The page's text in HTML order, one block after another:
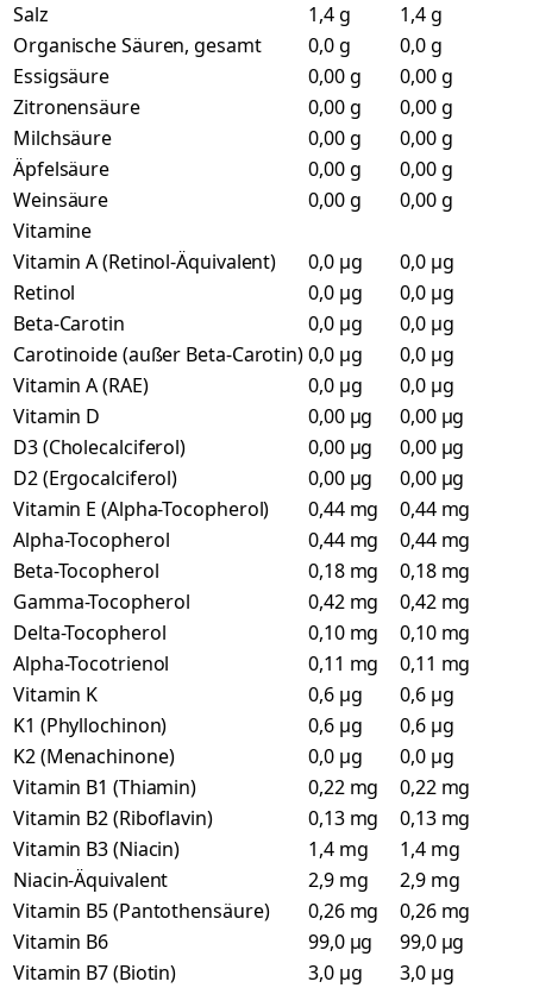
Salz
1,4 g
1,4 g
Organische Säuren, gesamt
0,0 g
0,0 g
Essigsäure
0,00 g
0,00 g
Zitronensäure
0,00 g
0,00 g
Milchsäure
0,00 g
0,00 g
Äpfelsäure
0,00 g
0,00 g
Weinsäure
0,00 g
0,00 g
Vitamine
Vitamin A (Retinol-Äquivalent)
0,0 µg
0,0 µg
Retinol
0,0 µg
0,0 µg
Beta-Carotin
0,0 µg
0,0 µg
Carotinoide (außer Beta-Carotin)0,0 µg
0,0 µg
Vitamin A (RAE)
0,0 µg
0,0 µg
Vitamin D
0,00 µg
0,00 µg
D3 (Cholecalciferol)
0,00 µg
0,00 µg
D2 (Ergocalciferol)
0,00 µg
0,00 µg
Vitamin E (Alpha-Tocopherol)
0,44 mg
0,44 mg
Alpha-Tocopherol
0,44 mg
0,44 mg
Beta-Tocopherol
0,18 mg
0,18 mg
Gamma-Tocopherol
0,42 mg
0,42 mg
Delta-Tocopherol
0,10 mg
0,10 mg
Alpha-Tocotrienol
0,11 mg
0,11 mg
Vitamin K
0,6 µg
0,6 µg
K1 (Phyllochinon)
0,6 µg
0,6 µg
K2 (Menachinone)
0,0 µg
0,0 µg
Vitamin B1 (Thiamin)
0,22 mg
0,22 mg
Vitamin B2 (Riboflavin)
0,13 mg
0,13 mg
Vitamin B3 (Niacin)
1,4 mg
1,4 mg
Niacin-Äquivalent
2,9 mg
2,9 mg
Vitamin B5 (Pantothensäure)
0,26 mg
0,26 mg
Vitamin B6
99,0 µg
99,0 µg
Vitamin B7 (Biotin)
3,0 µg
3,0 µg